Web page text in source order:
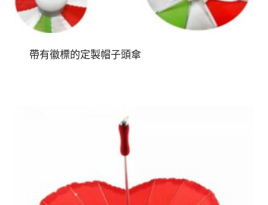
帶有徽標的定製帽子頭傘